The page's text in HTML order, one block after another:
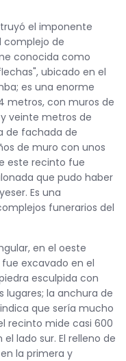
el imponente
complejo de
conocida como
ubicado en el
es una enorme
metros, con muros de
veinte metros de
de fachada de
de muro con unos
este recinto fue
que pudo haber
Es una
funerarios del
en el oeste
excavado en el
esculpida con
lugares; la anchura de
que sería mucho
recinto mide casi 600
lado sur. El relleno de
la primera y